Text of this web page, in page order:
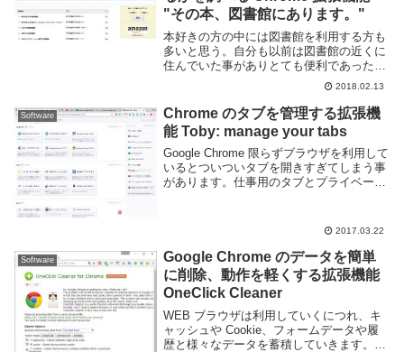
"その本、図書館にあります。"
本好きの方の中には図書館を利用する方も
多いと思う。自分も以前は図書館の近くに
住んでいた事がありとても便利であった。
図書館を頻繁に利用する且つ、ブラウザに
Google Chrome を利用しているのであれ
ば、その本、図書館にあります。という...
2018.02.13
Software
Chrome のタブを管理する拡張機
能 Toby: manage your tabs
Google Chrome 限らずブラウザを利用して
いるとついついタブを開きすぎてしまう事
があります。仕事用のタブとプライベート
それぞれ調べ物などの為に大量のタ...
2017.03.22
Software
Google Chrome のデータを簡単
に削除、動作を軽くする拡張機能
OneClick Cleaner
WEB ブラウザは利用していくにつれ、キ
ャッシュや Cookie、フォームデータや履
歴と様々なデータを蓄積していきます。こ